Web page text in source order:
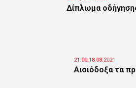
Δίπλωμα
21:00,18.03.2021
Αισιόδοξα τα